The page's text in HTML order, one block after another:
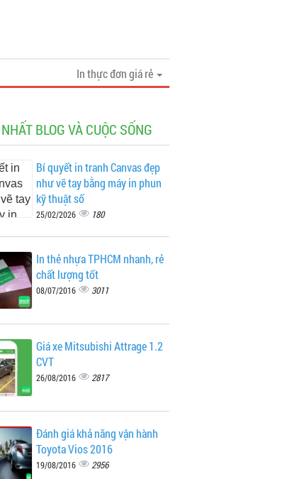
In thực đơn giá rẻ
BLOG VÀ CUỘC SỐNG
Bí quyết in tranh Canvas đẹp
như vẽ tay bằng máy in phun
kỹ thuật số
25/02/2026 180
In thẻ nhựa TPHCM nhanh, rẻ
chất lượng tốt
08/07/2016 3011
Giá xe Mitsubishi Attrage 1.2
CVT
26/08/2016 2817
Đánh giá khả năng vận hành
Toyota Vios 2016
19/08/2016 2956